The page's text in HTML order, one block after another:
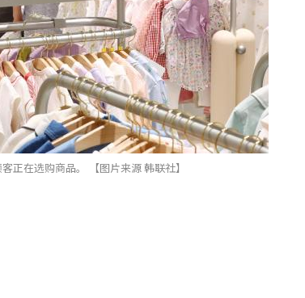
正在选购商品。 【图片来源 韩联社】